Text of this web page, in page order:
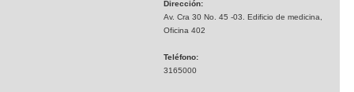
Dirección:
Av. Cra 30 No. 45 -03. Edificio de medicina,
Oficina 402
Teléfono:
3165000